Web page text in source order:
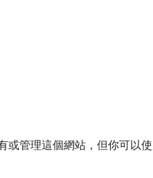
或管理這個網站，但你可以